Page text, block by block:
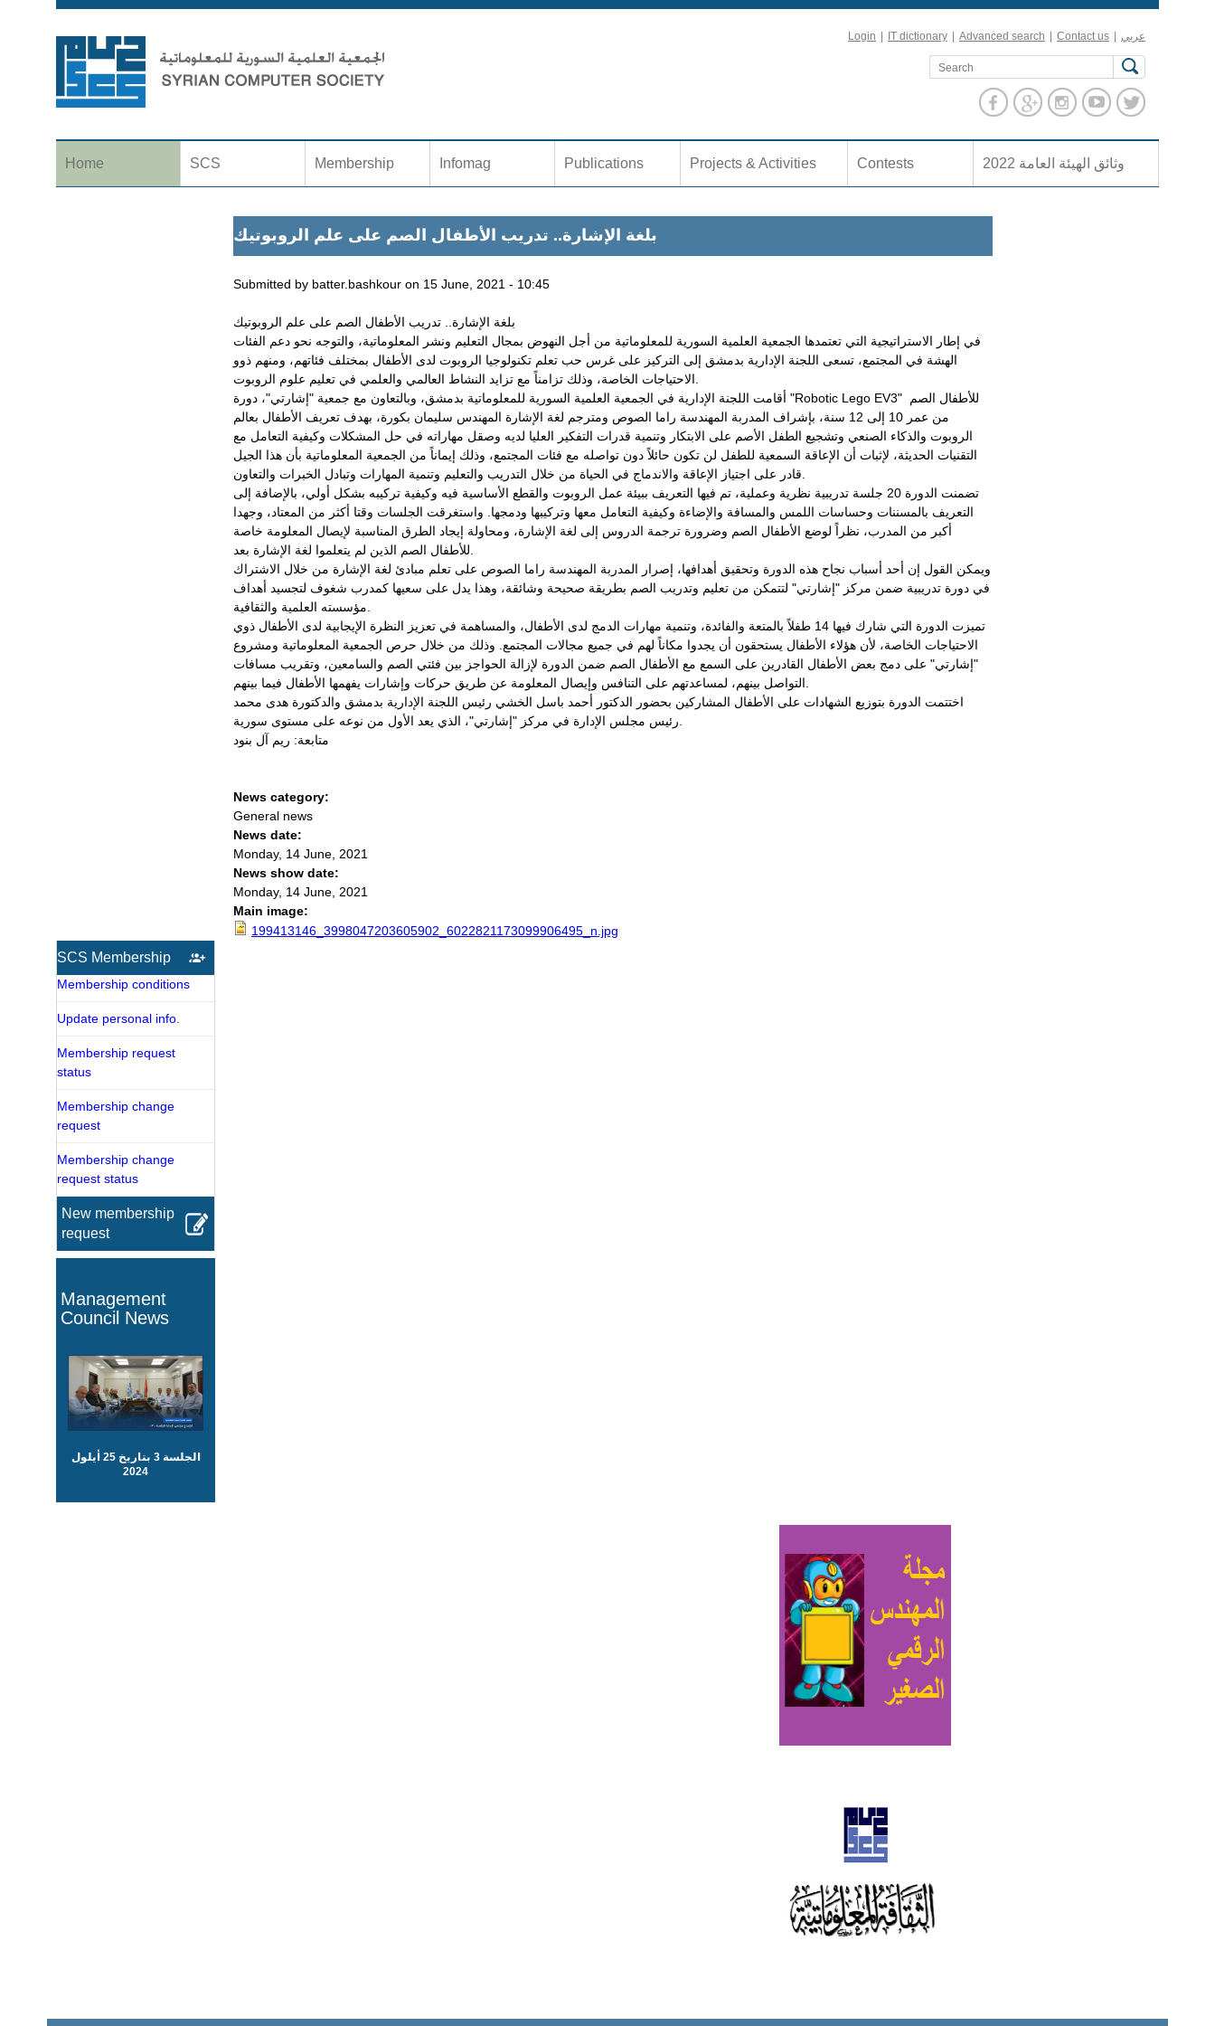
Jump to navigation
Login IT dictionary Advanced search Contact us عربي
Home SCS Membership Infomag Publications Projects & Activities Contests وثائق الهيئة العامة 2022
بلغة الإشارة.. تدريب الأطفال الصم على علم الروبوتيك
Submitted by batter.bashkour on 15 June, 2021 - 10:45
بلغة الإشارة.. تدريب الأطفال الصم على علم الروبوتيك
في إطار الاستراتيجية التي تعتمدها الجمعية العلمية السورية للمعلوماتية من أجل النهوض بمجال التعليم ونشر المعلوماتية، والتوجه نحو دعم الفئات
الهشة في المجتمع، تسعى اللجنة الإدارية بدمشق إلى التركيز على غرس حب تعلم تكنولوجيا الروبوت لدى الأطفال بمختلف فئاتهم، ومنهم ذوو
أقامت اللجنة الإدارية في الجمعية العلمية السورية للمعلوماتية بدمشق، وبالتعاون مع جمعية "إشارتي"، دورة "Robotic Lego EV3" للأطفال الصم
من عمر 10 إلى 12 سنة، بإشراف المدربة المهندسة راما الصوص ومترجم لغة الإشارة المهندس سليمان بكورة، بهدف تعريف الأطفال بعالم
الروبوت والذكاء الصنعي وتشجيع الطفل الأصم على الابتكار وتنمية قدرات التفكير العليا لديه وصقل مهاراته في حل المشكلات وكيفية التعامل مع
التقنيات الحديثة، لإثبات أن الإعاقة السمعية للطفل لن تكون حائلاً دون تواصله مع فئات المجتمع، وذلك إيماناً من الجمعية المعلوماتية بأن هذا الجيل
تضمنت الدورة 20 جلسة تدريبية نظرية وعملية، تم فيها التعريف ببيئة عمل الروبوت والقطع الأساسية فيه وكيفية تركيبه بشكل أولي، بالإضافة إلى
التعريف بالمسننات وحساسات اللمس والمسافة والإضاءة وكيفية التعامل معها وتركيبها ودمجها. واستغرقت الجلسات وقتا أكثر من المعتاد، وجهدا
أكبر من المدرب، نظراً لوضع الأطفال الصم وضرورة ترجمة الدروس إلى لغة الإشارة، ومحاولة إيجاد الطرق المناسبة لإيصال المعلومة خاصة
ويمكن القول إن أحد أسباب نجاح هذه الدورة وتحقيق أهدافها، إصرار المدربة المهندسة راما الصوص على تعلم مبادئ لغة الإشارة من خلال الاشتراك
في دورة تدريبية ضمن مركز "إشارتي" لتتمكن من تعليم وتدريب الصم بطريقة صحيحة وشائقة، وهذا يدل على سعيها كمدرب شغوف لتجسيد أهداف
تميزت الدورة التي شارك فيها 14 طفلاً بالمتعة والفائدة، وتنمية مهارات الدمج لدى الأطفال، والمساهمة في تعزيز النظرة الإيجابية لدى الأطفال ذوي
الاحتياجات الخاصة، لأن هؤلاء الأطفال يستحقون أن يجدوا مكاناً لهم في جميع مجالات المجتمع. وذلك من خلال حرص الجمعية المعلوماتية ومشروع
"إشارتي" على دمج بعض الأطفال القادرين على السمع مع الأطفال الصم ضمن الدورة لإزالة الحواجز بين فئتي الصم والسامعين، وتقريب مسافات
اختتمت الدورة بتوزيع الشهادات على الأطفال المشاركين بحضور الدكتور أحمد باسل الخشي رئيس اللجنة الإدارية بدمشق والدكتورة هدى محمد
متابعة: ريم آل بنود
News category:
General news
News date:
Monday, 14 June, 2021
News show date:
Monday, 14 June, 2021
Main image:
199413146_3998047203605902_6022821173099906495_n.jpg
SCS Membership
Membership conditions
Update personal info.
Membership request
status
Membership change
request
Membership change
request status
New membership
request
Management
Council News
الجلسة 3 بتاريخ 25 أيلول
2024